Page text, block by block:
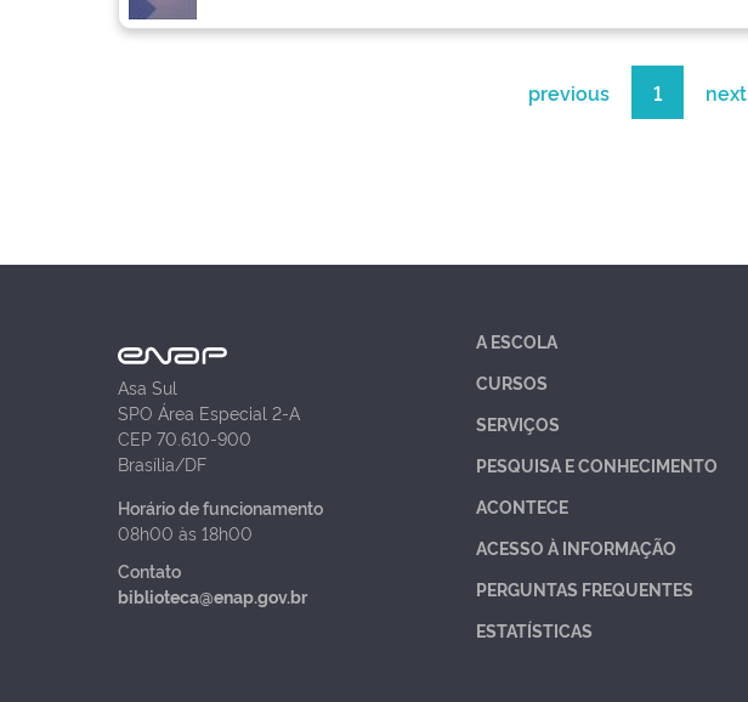
previous 1 next
Asa Sul
SPO Área Especial 2-A
CEP 70.610-900
Brasília/DF
Horário de funcionamento
08h00 às 18h00
Contato
biblioteca@enap.gov.br
A ESCOLA
CURSOS
SERVIÇOS
PESQUISA E CONHECIMENTO
ACONTECE
ACESSO À INFORMAÇÃO
PERGUNTAS FREQUENTES
ESTATÍSTICAS